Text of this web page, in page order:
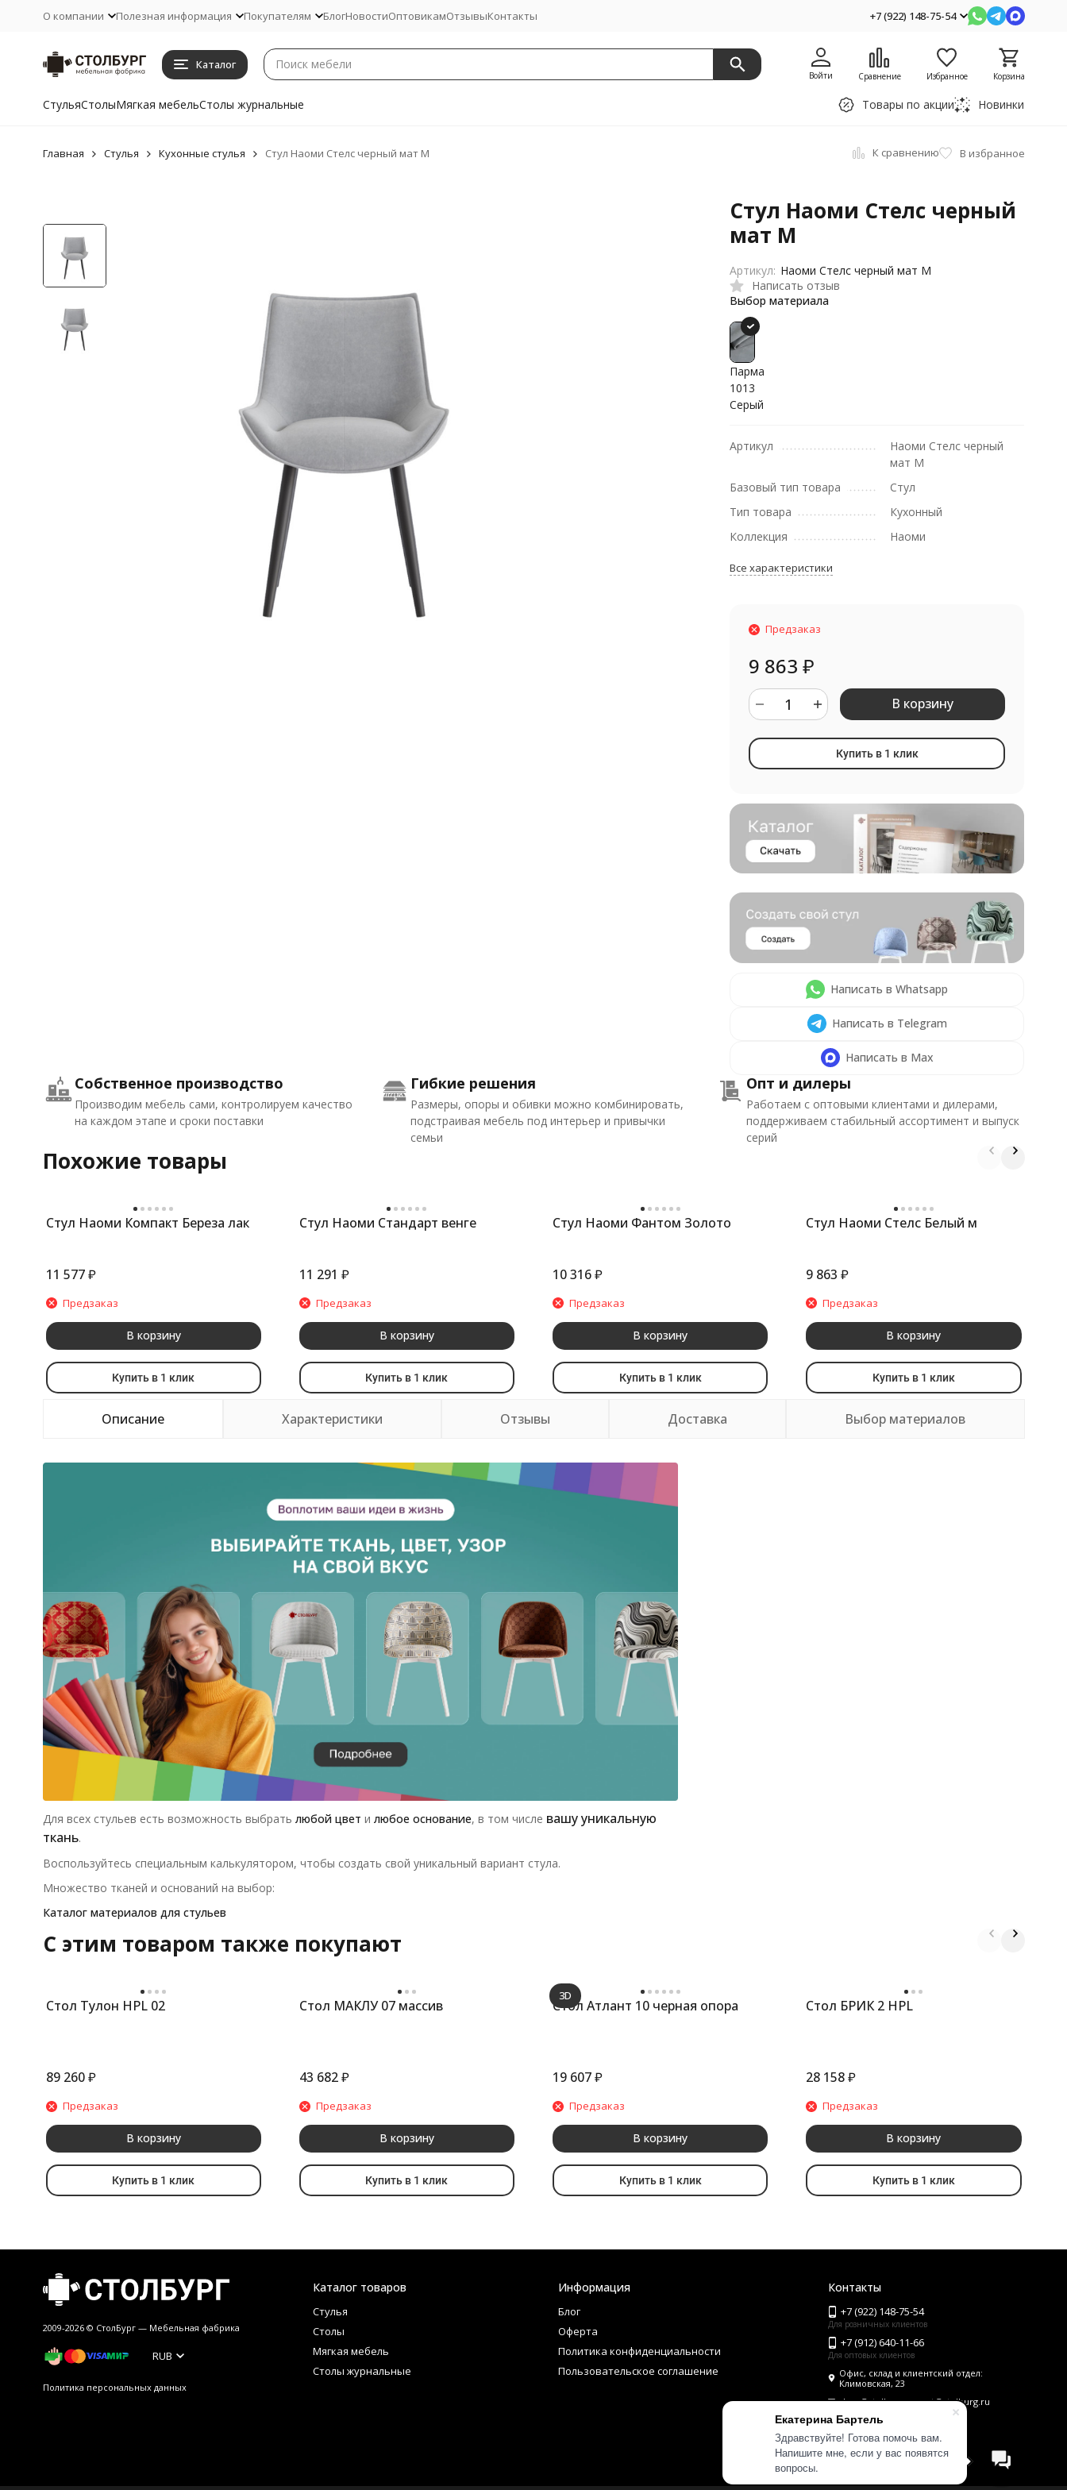
Екатерина Бартель
Здравствуйте! Готова помочь вам.
Напишите мне, если у вас появятся
вопросы.
О компании Полезная информация Покупателям БлогНовостиОптовикамОтзывыКонтакты +7 (922) 148-75-54
Каталог
Войти Сравнение Избранное Корзина
СтульяСтолыМягкая мебельСтолы журнальные Товары по акции Новинки
Главная Стулья Кухонные стулья Стул Наоми Стелс черный мат М К сравнению В избранное
Стул Наоми Стелс черный
мат М
Написать отзыв
Выбор материала
Парма
1013
Серый
Артикул: Наоми Стелс черный мат М
Артикул
Наоми Стелс черный
мат М
Базовый тип товара
Стул
Тип товара
Кухонный
Коллекция
Наоми
Все характеристики
Предзаказ
9 863₽
В корзину
Купить в 1 клик
Написать в Whatsapp
Написать в Telegram
Написать в Max
Собственное производство
Производим мебель сами, контролируем качество
на каждом этапе и сроки поставки
Гибкие решения
Размеры, опоры и обивки можно комбинировать,
подстраивая мебель под интерьер и привычки
семьи
Опт и дилеры
Работаем с оптовыми клиентами и дилерами,
поддерживаем стабильный ассортимент и выпуск
серий
Похожие товары
Стул Наоми Компакт Береза лак
11 577 ₽
Предзаказ
В корзину
Купить в 1 клик
Стул Наоми Стандарт венге
11 291 ₽
Предзаказ
В корзину
Купить в 1 клик
Стул Наоми Фантом Золото
10 316₽
Предзаказ
В корзину
Купить в 1 клик
Стул Наоми Стелс Белый м
9 863 ₽
Предзаказ
В корзину
Купить в 1 клик
Описание Характеристики Отзывы Доставка Выбор материалов
Для всех стульев есть возможность выбрать любой цвет и любое основание, в том числе вашу уникальную
ткань.
Воспользуйтесь специальным калькулятором, чтобы создать свой уникальный вариант стула.
Множество тканей и оснований на выбор:
Каталог материалов для стульев
C этим товаром также покупают
Стол Тулон HPL 02
89 260 ₽
Предзаказ
В корзину
Купить в 1 клик
Стол МАКЛУ 07 массив
43 682₽
Предзаказ
В корзину
Купить в 1 клик
3D
Стол Атлант 10 черная опора
19 607₽
Предзаказ
В корзину
Купить в 1 клик
Стол БРИК 2 HPL
28 158₽
Предзаказ
В корзину
Купить в 1 клик
2009-2026 © СтолБург — Мебeльная фабрика
RUB
Политика персональных данных
Каталог товаров
Стулья
Столы
Мягкая мебель
Столы журнальные
Информация
Блог
Оферта
Политика конфиденциальности
Пользовательское соглашение
Контакты
+7 (922) 148-75-54
Для розничных клиентов
+7 (912) 640-11-66
Для оптовых клиентов
Офис, склад и клиентский отдел:
Климовская, 23
shop@stolburg.ru, opt@stolburg.ru
Мы на маркетплейсах